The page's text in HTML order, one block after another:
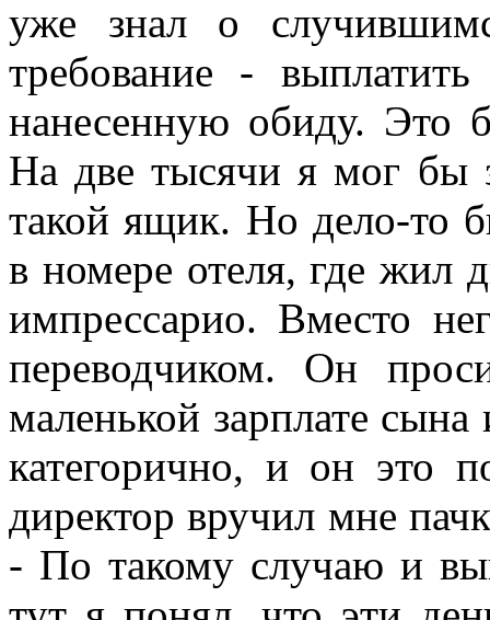
уже знал о
требование -
нанесенную обиду. Это
На две тысячи я мог бы
такой ящик. Но дело-то
в номере отеля, где жил
импрессарио. Вместо
переводчиком. Он
маленькой зарплате
категорично, и он это
директор вручил мне
- По такому случаю и